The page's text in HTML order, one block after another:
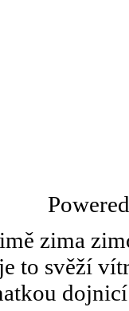
zima
to svěží